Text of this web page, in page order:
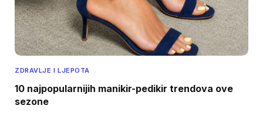
ZDRAVLJE I LJEPOTA
10 najpopularnijih manikir-pedikir trendova ove
sezone